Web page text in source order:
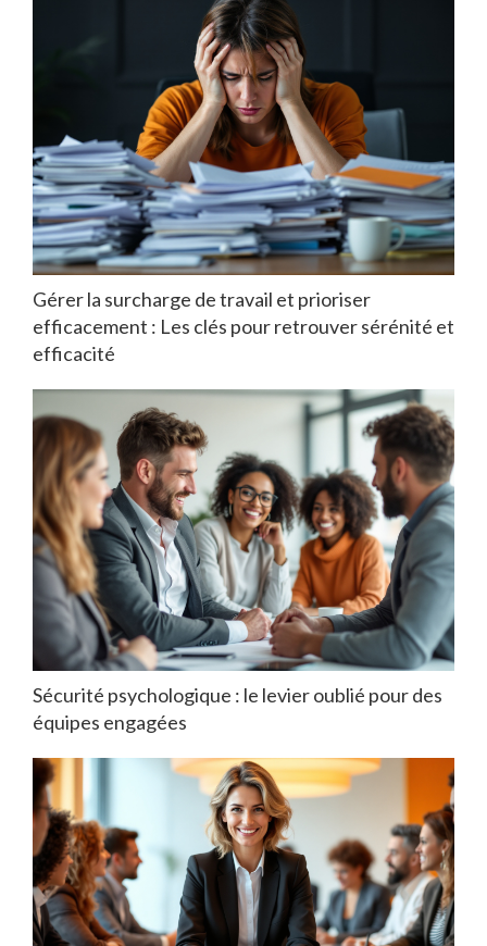
Gérer la surcharge de travail et prioriser
efficacement : Les clés pour retrouver sérénité et
efficacité
Sécurité psychologique : le levier oublié pour des
équipes engagées